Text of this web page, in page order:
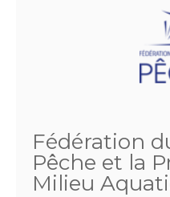
Fédération
Pêche et la
Milieu